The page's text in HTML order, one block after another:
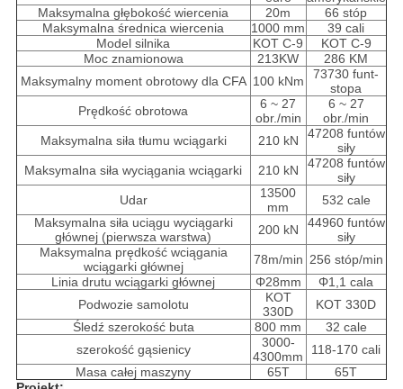
Maksymalna głębokość wiercenia
20m
66 stóp
Maksymalna średnica wiercenia
1000 mm
39 cali
Model silnika
KOT C-9
KOT C-9
Moc znamionowa
213KW
286 KM
Maksymalny moment obrotowy dla CFA 100 kNm
73730 funt-
stopa
Prędkość obrotowa
6 ~ 27
obr./min
6 ~ 27
obr./min
Maksymalna siła tłumu wciągarki
210 kN
47208 funtów
siły
Maksymalna siła wyciągania wciągarki
210 kN
47208 funtów
siły
Udar
13500
mm
532 cale
Maksymalna siła uciągu wyciągarki
głównej (pierwsza warstwa)
200 kN
44960 funtów
siły
Maksymalna prędkość wciągania
wciągarki głównej
78m/min 256 stóp/min
Linia drutu wciągarki głównej
Φ28mm
Φ1,1 cala
Podwozie samolotu
KOT
330D
KOT 330D
Śledź szerokość buta
800 mm
32 cale
szerokość gąsienicy
3000-
4300mm
118-170 cali
Masa całej maszyny
65T
65T